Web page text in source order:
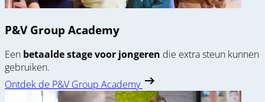
P&V Group Academy
Een betaalde stage voor jongeren die extra steun kunnen
gebruiken.
Ontdek de P&V Group Academy